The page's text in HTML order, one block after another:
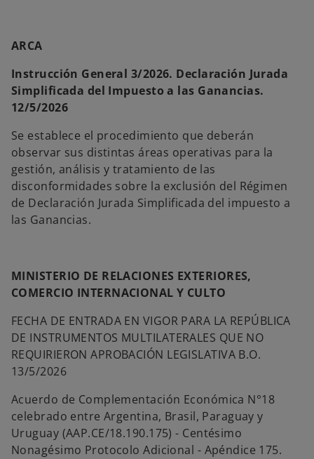
ARCA
Instrucción General 3/2026. Declaración Jurada
Simplificada del Impuesto a las Ganancias.
12/5/2026
Se establece el procedimiento que deberán
observar sus distintas áreas operativas para la
gestión, análisis y tratamiento de las
disconformidades sobre la exclusión del Régimen
de Declaración Jurada Simplificada del impuesto a
las Ganancias.
MINISTERIO DE RELACIONES EXTERIORES,
COMERCIO INTERNACIONAL Y CULTO
FECHA DE ENTRADA EN VIGOR PARA LA REPÚBLICA
DE INSTRUMENTOS MULTILATERALES QUE NO
REQUIRIERON APROBACIÓN LEGISLATIVA B.O.
13/5/2026
Acuerdo de Complementación Económica N°18
celebrado entre Argentina, Brasil, Paraguay y
Uruguay (AAP.CE/18.190.175) - Centésimo
Nonagésimo Protocolo Adicional - Apéndice 175.